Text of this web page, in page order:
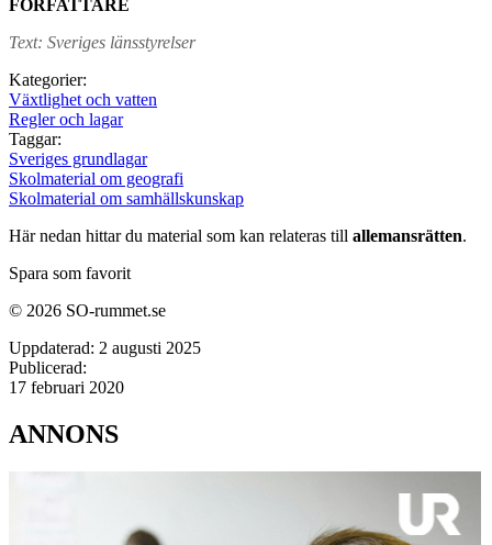
FÖRFATTARE
Text: Sveriges länsstyrelser
Kategorier:
Växtlighet och vatten
Regler och lagar
Taggar:
Sveriges grundlagar
Skolmaterial om geografi
Skolmaterial om samhällskunskap
Här nedan hittar du material som kan relateras till allemansrätten.
Spara som favorit
© 2026 SO-rummet.se
Uppdaterad: 2 augusti 2025
Publicerad:
17 februari 2020
ANNONS